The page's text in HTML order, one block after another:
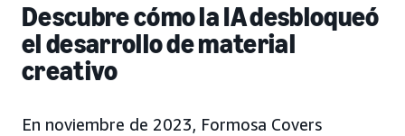
Descubre cómo la IA desbloqueó
el desarrollo de material
creativo
En noviembre de 2023, Formosa Covers